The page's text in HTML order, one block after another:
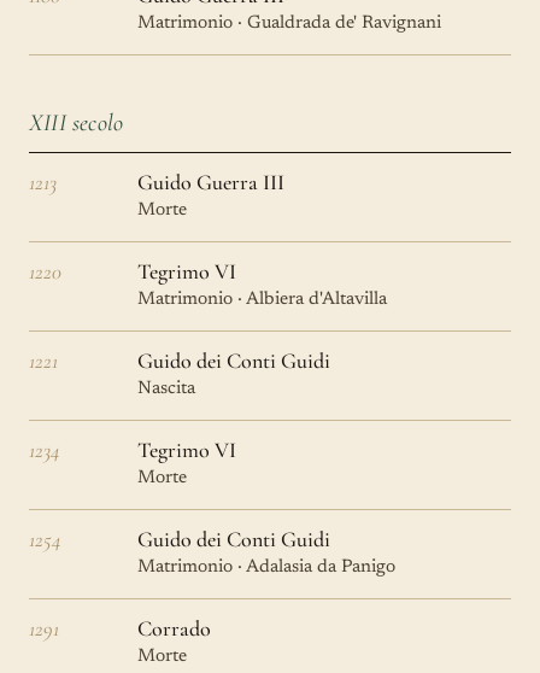
Matrimonio · Gualdrada de' Ravignani
XIII secolo
1213 Guido Guerra III
Morte
1220 Tegrimo VI
Matrimonio · Albiera d'Altavilla
1221 Guido dei Conti Guidi
Nascita
1234 Tegrimo VI
Morte
1254 Guido dei Conti Guidi
Matrimonio · Adalasia da Panigo
1291 Corrado
Morte